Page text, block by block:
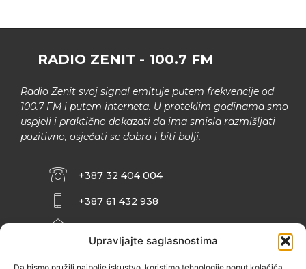
Upravljajte saglasnostima
RADIO ZENIT - 100.7 FM
Radio Zenit svoj signal emituje putem frekvencije od
100.7 FM i putem interneta. U proteklim godinama smo
uspjeli i praktično dokazati da ima smisla razmišljati
pozitivno, osjećati se dobro i biti bolji.
+387 32 404 004
+387 61 432 938
ZENIČANKA, 3. SPRAT), 72000 ZENICA